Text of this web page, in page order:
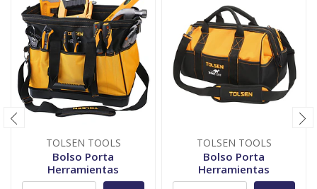
TOLSEN TOOLS
Bolso Porta
Herramientas
TOLSEN TOOLS
Bolso Porta
Herramientas